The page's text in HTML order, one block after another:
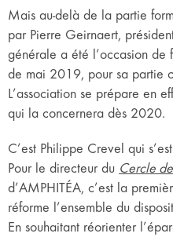
Mais au-delà de la partie
par Pierre Geirnaert,
générale a été l’occasion de
de mai 2019, pour sa partie
L’association se prépare en
qui la concernera dès 2020.
C’est Philippe Crevel qui
Pour le directeur du Cercle
d’AMPHITÉA, c’est la
réforme l’ensemble du
En souhaitant réorienter